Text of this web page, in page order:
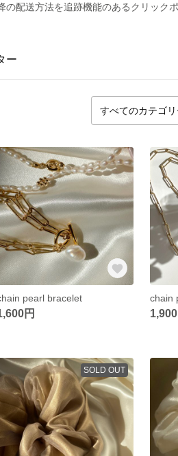
配送方法を追跡機能のあるクリック
ー
pearl bracelet
円
chain
1,900
SOLD OUT